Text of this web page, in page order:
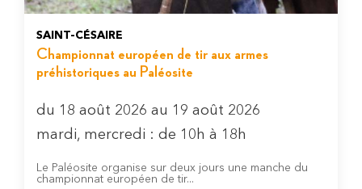
SAINT-CÉSAIRE
Championnat européen de tir aux armes
préhistoriques au Paléosite
du 18 août 2026 au 19 août 2026
mardi, mercredi : de 10h à 18h
Le Paléosite organise sur deux jours une manche du
championnat européen de tir...